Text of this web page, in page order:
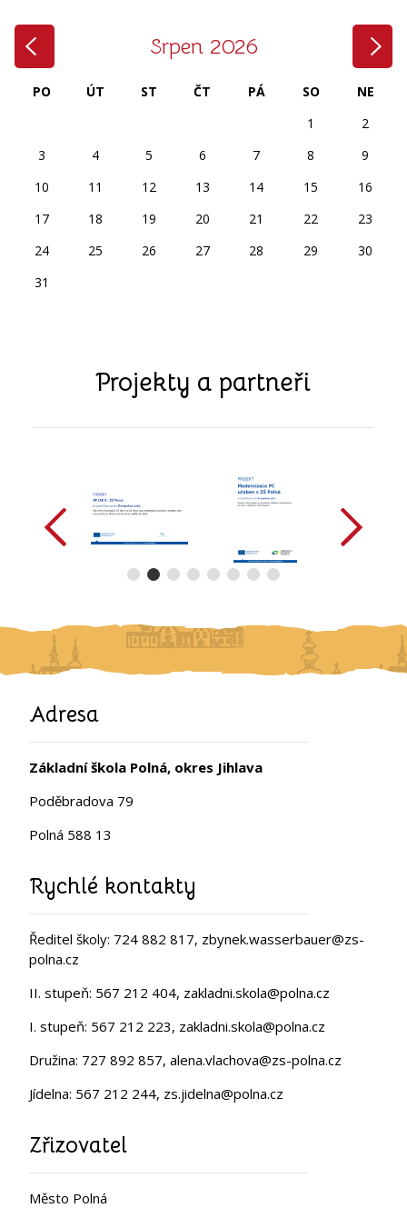
Srpen 2026
PO ÚT ST ČT PÁ SO
NE
1
2
3
4 5 6 7 8
9
10
11 12 13 14 15
16
17
18 19 20 21 22
23
24
25 26 27 28 29
30
31
Projekty a partneři
Adresa
Základní škola Polná, okres Jihlava
Poděbradova 79
Polná 588 13
Rychlé kontakty
Ředitel školy: 724 882 817, zbynek.wasserbauer@zs-
polna.cz
II. stupeň: 567 212 404, zakladni.skola@polna.cz
I. stupeň: 567 212 223, zakladni.skola@polna.cz
Družina: 727 892 857, alena.vlachova@zs-polna.cz
Jídelna: 567 212 244, zs.jidelna@polna.cz
Zřizovatel
Město Polná